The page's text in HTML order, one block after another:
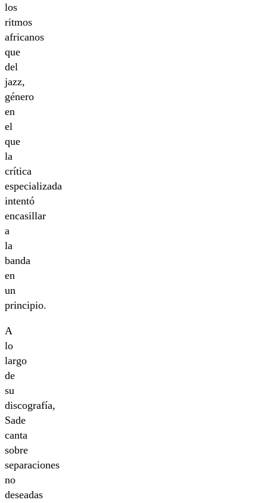
los
ritmos
africanos
que
del
jazz,
género
en
el
que
la
crítica
especializada
intentó
encasillar
a
la
banda
en
un
principio.
A
lo
largo
de
su
discografía,
Sade
canta
sobre
separaciones
no
deseadas